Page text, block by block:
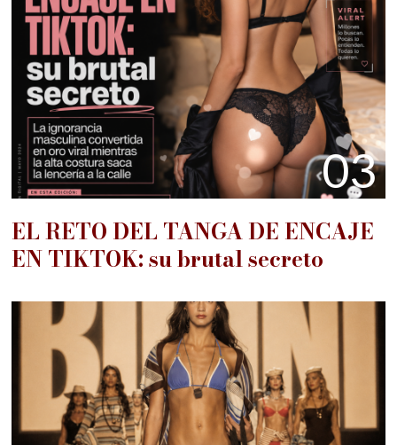
03
EL RETO DEL TANGA DE ENCAJE
EN TIKTOK: su brutal secreto